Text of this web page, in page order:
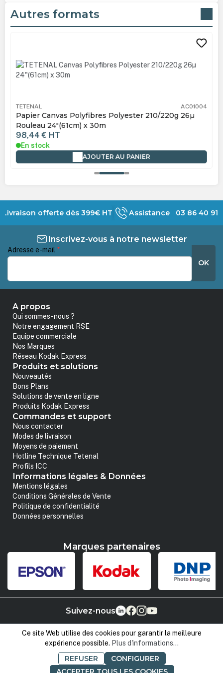
Autres formats
TETENAL AC01004
Papier Canvas Polyfibres Polyester 210/220g 26µ
Rouleau 24"(61cm) x 30m
98,44 € HT
En stock
AJOUTER AU PANIER
Livraison offerte dès 399€ HT Assistance 03 86 40 91
Inscrivez-vous à notre newsletter
Adresse e-mail *
OK
A propos
Qui sommes-nous ?
Notre engagement RSE
Equipe commerciale
Nos Marques
Réseau Kodak Express
Produits et solutions
Nouveautés
Bons Plans
Solutions de vente en ligne
Produits Kodak Express
Commandes et support
Nous contacter
Modes de livraison
Moyens de paiement
Hotline Technique Tetenal
Profils ICC
Informations légales & Données
Mentions légales
Conditions Générales de Vente
Politique de confidentialité
Données personnelles
Marques partenaires
Suivez-nous
Ce site Web utilise des cookies pour garantir la meilleure
expérience possible. Plus d'informations...
REFUSER
CONFIGURER